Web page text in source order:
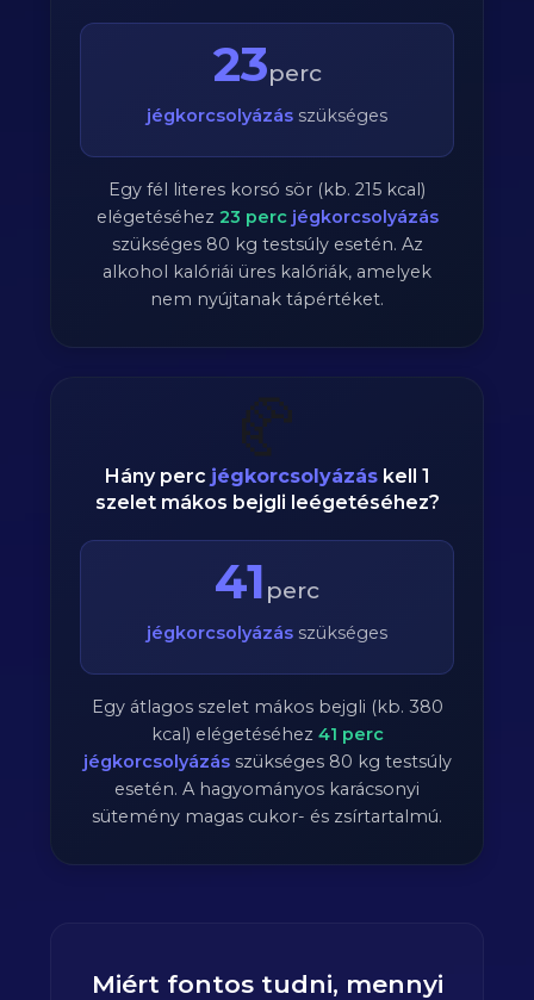
23perc
jégkorcsolyázás szükséges
Egy fél literes korsó sör (kb. 215 kcal)
elégetéséhez 23 perc jégkorcsolyázás
szükséges 80 kg testsúly esetén. Az
alkohol kalóriái üres kalóriák, amelyek
nem nyújtanak tápértéket.
🥐
Hány perc jégkorcsolyázáskell 1
szelet mákos bejgli leégetéséhez?
41 perc
jégkorcsolyázás szükséges
Egy átlagos szelet mákos bejgli (kb. 380
kcal) elégetéséhez 41 perc
jégkorcsolyázásszükséges 80 kg testsúly
esetén. A hagyományos karácsonyi
sütemény magas cukor- és zsírtartalmú.
Miért fontos tudni, mennyi